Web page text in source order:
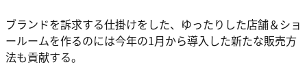
ブランドを訴求する仕掛けをした、ゆったりした店舗＆ショ
ールームを作るのには今年の1月から導入した新たな販売方
法も貢献する。